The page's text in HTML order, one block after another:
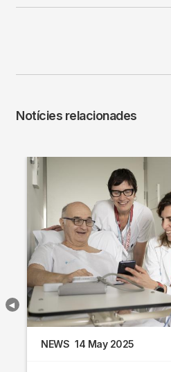
Notícies relacionades
NEWS 14 May 2025